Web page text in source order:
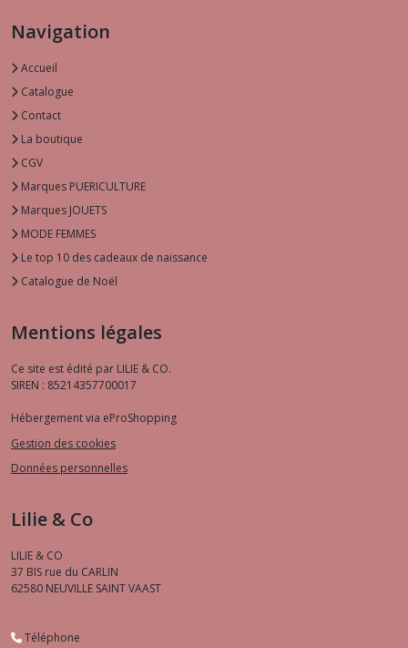
Navigation
Accueil
Catalogue
Contact
La boutique
CGV
Marques PUERICULTURE
Marques JOUETS
MODE FEMMES
Le top 10 des cadeaux de naissance
Catalogue de Noël
Mentions légales
Ce site est édité par LILIE & CO.
SIREN : 85214357700017
Hébergement via eProShopping
Gestion des cookies
Données personnelles
Lilie & Co
LILIE & CO
37 BIS rue du CARLIN
62580 NEUVILLE SAINT VAAST
Téléphone